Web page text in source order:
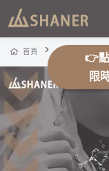
首頁 登山用品
👉
限